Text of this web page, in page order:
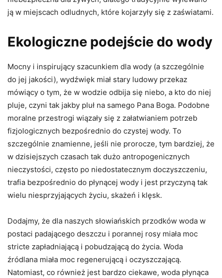
ją w miejscach odludnych, które kojarzyły się z zaświatami.
Ekologiczne podejście do wody
Mocny i inspirujący szacunkiem dla wody (a szczególnie
do jej jakości), wydźwięk miał stary ludowy przekaz
mówiący o tym, że w wodzie odbija się niebo, a kto do niej
pluje, czyni tak jakby pluł na samego Pana Boga. Podobne
moralne przestrogi wiązały się z załatwianiem potrzeb
fizjologicznych bezpośrednio do czystej wody. To
szczególnie znamienne, jeśli nie prorocze, tym bardziej, że
w dzisiejszych czasach tak dużo antropogenicznych
nieczystości, często po niedostatecznym doczyszczeniu,
trafia bezpośrednio do płynącej wody i jest przyczyną tak
wielu niesprzyjających życiu, skażeń i klęsk.
Dodajmy, że dla naszych słowiańskich przodków woda w
postaci padającego deszczu i porannej rosy miała moc
stricte zapładniającą i pobudzającą do życia. Woda
źródlana miała moc regenerującą i oczyszczającą.
Natomiast, co również jest bardzo ciekawe, woda płynąca